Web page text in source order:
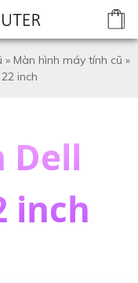
» Màn hình máy tính cũ »
inch
Dell
inch